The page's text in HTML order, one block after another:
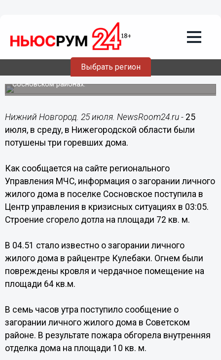
Выбрать регион
25.07.201822:45
Три дома горели в Нижегородской
области 25 июля
Пожары произошли в Нижнем Новгороде, Кулебаках и
Сосновском районах.
Нижний Новгород. 25 июля. NewsRoom24.ru - 25
июля, в среду, в Нижегородской области были
потушены три горевших дома.
Как сообщается на сайте регионального
Управления МЧС, информация о загорании личного
жилого дома в поселке Сосновское поступила в
Центр управления в кризисных ситуациях в 03:05.
Строение сгорело дотла на площади 72 кв. м.
В 04.51 стало известно о загорании личного
жилого дома в райцентре Кулебаки. Огнем были
повреждены кровля и чердачное помещение на
площади 64 кв.м.
В семь часов утра поступило сообщение о
загорании личного жилого дома в Советском
районе. В результате пожара обгорела внутренняя
отделка дома на площади 10 кв. м.